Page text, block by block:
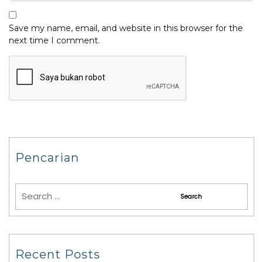
Save my name, email, and website in this browser for the
next time I comment.
Pencarian
Recent Posts